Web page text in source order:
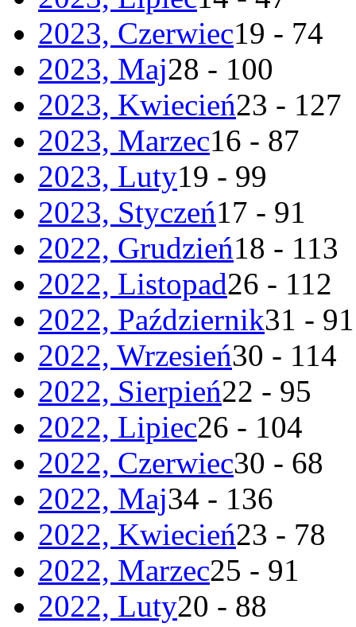
2023, Czerwiec19 - 74
2023, Maj28 - 100
2023, Kwiecień23 - 127
2023, Marzec16 - 87
2023, Luty19 - 99
2023, Styczeń17 - 91
2022, Grudzień18 - 113
2022, Listopad26 - 112
2022, Październik31 - 91
2022, Wrzesień30 - 114
2022, Sierpień22 - 95
2022, Lipiec26 - 104
2022, Czerwiec30 - 68
2022, Maj34 - 136
2022, Kwiecień23 - 78
2022, Marzec25 - 91
2022, Luty20 - 88